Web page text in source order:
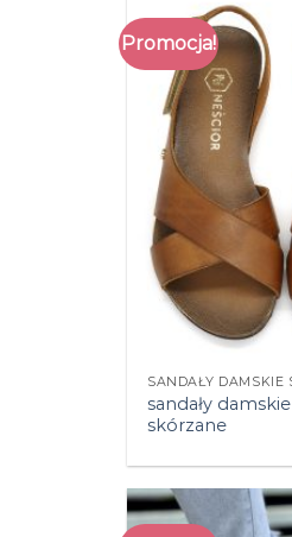
Promocja!
sandały damskie
skórzane